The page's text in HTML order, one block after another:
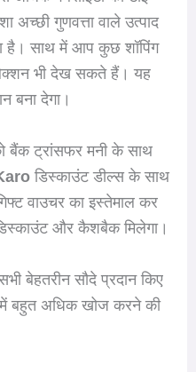
अच्छी गुणवत्ता वाले उत्पाद
है। साथ में आप कुछ शॉपिंग
भी देख सकते हैं। यह
बना देगा।
बैंक ट्रांसफर मनी के साथ
डिस्काउंट डील्स के साथ
वाउचर का इस्तेमाल कर
और कैशबैक मिलेगा।
बेहतरीन सौदे प्रदान किए
बहुत अधिक खोज करने की